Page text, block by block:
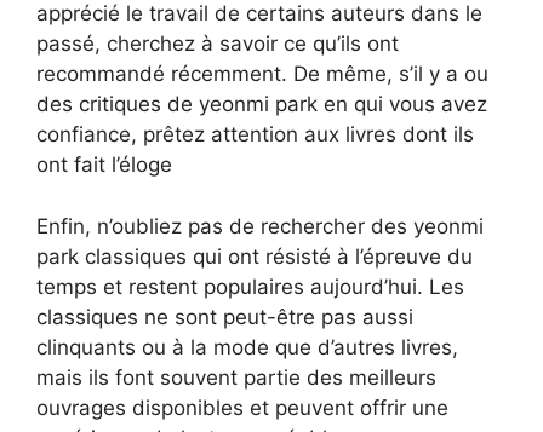
apprécié le travail de certains auteurs dans le
passé, cherchez à savoir ce qu’ils ont
recommandé récemment. De même, s’il y a ou
des critiques de yeonmi park en qui vous avez
confiance, prêtez attention aux livres dont ils
ont fait l’éloge
Enfin, n’oubliez pas de rechercher des yeonmi
park classiques qui ont résisté à l’épreuve du
temps et restent populaires aujourd’hui. Les
classiques ne sont peut-être pas aussi
clinquants ou à la mode que d’autres livres,
mais ils font souvent partie des meilleurs
ouvrages disponibles et peuvent offrir une